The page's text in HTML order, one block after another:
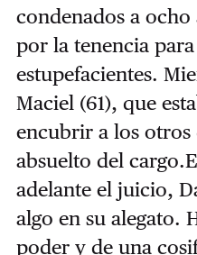
condenados a
por la tenencia
estupefacientes.
Maciel (61), que
encubrir a los otros
absuelto del
adelante el juicio,
algo en su alegato.
poder y de una